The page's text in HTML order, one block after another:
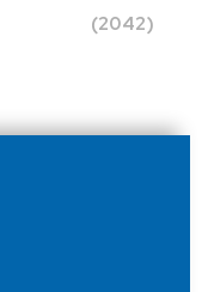
(2042)